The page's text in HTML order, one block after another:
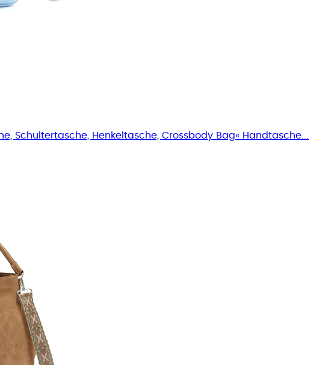
Schultertasche, Henkeltasche, Crossbody Bag« Handtasche...